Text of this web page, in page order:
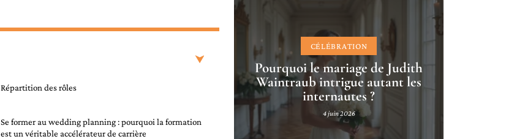
Répartition des rôles
Se former au wedding planning : pourquoi la formation
est un véritable accélérateur de carrière
CÉLÉBRATION
Pourquoi le mariage de Judith
Waintraub intrigue autant les
internautes ?
4 juin 2026